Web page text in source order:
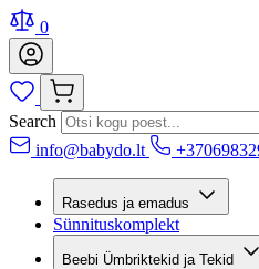
0
Search
info@babydo.lt
Rasedus ja emadus
Sünnituskomplekt
Beebi Ümbriktekid ja Tekid